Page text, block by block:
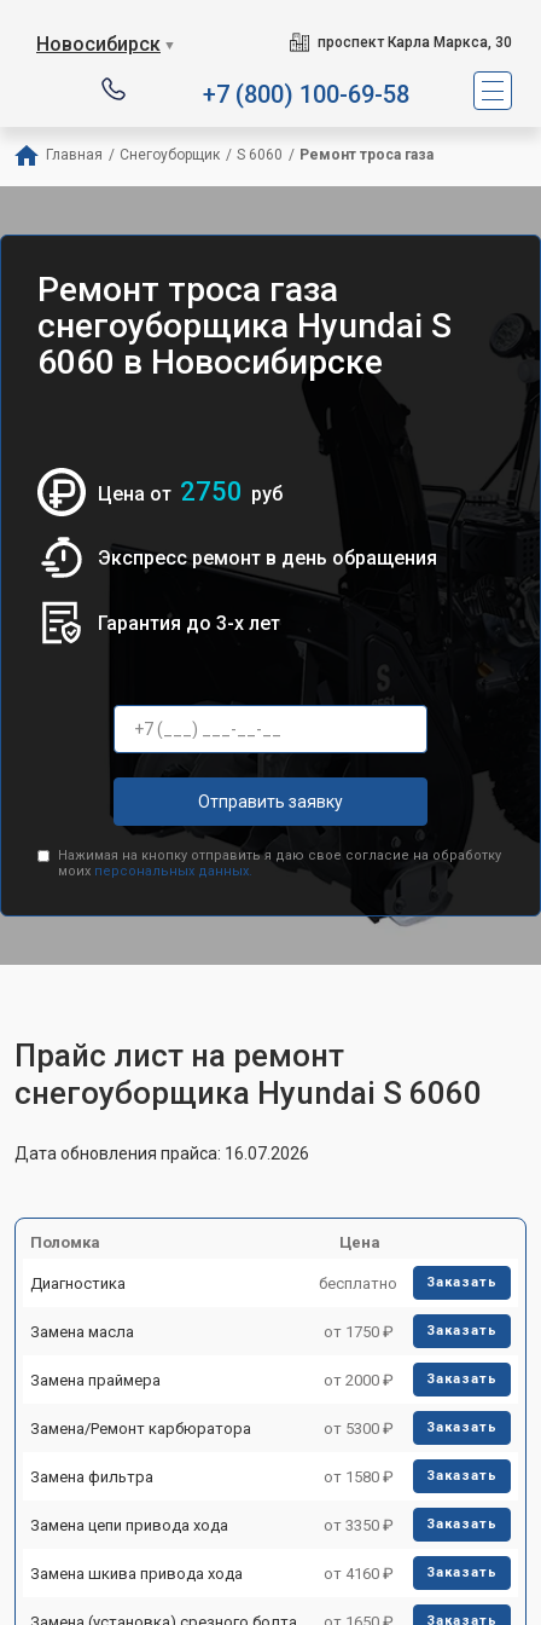
Новосибирск ▼ проспект Карла Маркса, 30
+7 (800) 100-69-58
Главная / Снегоуборщик / S 6060 / Ремонт троса газа
Ремонт троса газа
снегоуборщика Hyundai S
6060 в Новосибирске
Цена от 2750 руб
Экспресс ремонт в день обращения
Гарантия до 3-х лет
Отправить заявку
Нажимая на кнопку отправить я даю свое согласие на обработку
моих персональных данных.
Прайс лист на ремонт
снегоуборщика Hyundai S 6060
Дата обновления прайса: 16.07.2026
Поломка Цена
Диагностика бесплатно Заказать
Замена масла от 1750 ₽ Заказать
Замена праймера от 2000 ₽ Заказать
Замена/Pемонт карбюратора от 5300 ₽ Заказать
Замена фильтра от 1580 ₽ Заказать
Замена цепи привода хода от 3350 ₽ Заказать
Замена шкива привода хода от 4160 ₽ Заказать
Замена (установка) срезного болта от 1650 ₽ Заказать